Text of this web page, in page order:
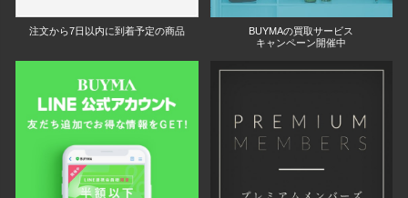
注文から7日以内に到着予定の商品
BUYMAの買取サービス
キャンペーン開催中